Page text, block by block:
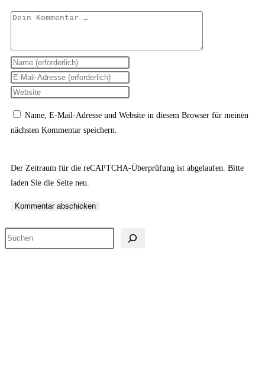
Name, E-Mail-Adresse und Website in diesem Browser für meinen
nächsten Kommentar speichern.
Der Zeitraum für die reCAPTCHA-Überprüfung ist abgelaufen. Bitte
laden Sie die Seite neu.